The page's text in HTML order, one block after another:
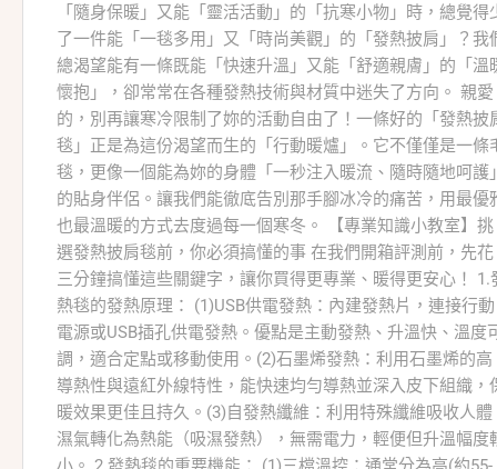
「隨身保暖」又能「靈活活動」的「抗寒小物」時，總覺得
了一件能「一毯多用」又「時尚美觀」的「發熱披肩」？我
總渴望能有一條既能「快速升溫」又能「舒適親膚」的「溫
懷抱」，卻常常在各種發熱技術與材質中迷失了方向。 親愛
的，別再讓寒冷限制了妳的活動自由了！一條好的「發熱披
毯」正是為這份渴望而生的「行動暖爐」。它不僅僅是一條
毯，更像一個能為妳的身體「一秒注入暖流、隨時隨地呵護
的貼身伴侶。讓我們能徹底告別那手腳冰冷的痛苦，用最優
也最溫暖的方式去度過每一個寒冬。 【專業知識小教室】挑
選發熱披肩毯前，你必須搞懂的事 在我們開箱評測前，先花
三分鐘搞懂這些關鍵字，讓你買得更專業、暖得更安心！ 1.
熱毯的發熱原理： (1)USB供電發熱：內建發熱片，連接行動
電源或USB插孔供電發熱。優點是主動發熱、升溫快、溫度
調，適合定點或移動使用。(2)石墨烯發熱：利用石墨烯的高
導熱性與遠紅外線特性，能快速均勻導熱並深入皮下組織，
暖效果更佳且持久。(3)自發熱纖維：利用特殊纖維吸收人體
濕氣轉化為熱能（吸濕發熱），無需電力，輕便但升溫幅度